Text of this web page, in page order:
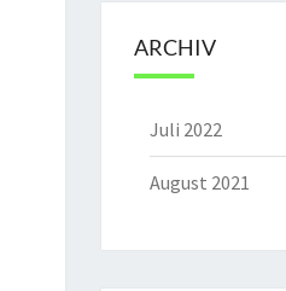
ARCHIV
Juli 2022
August 2021